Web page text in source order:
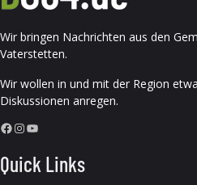
Wir bringen Nachrichten aus den
Vaterstetten.
Wir wollen in und mit der Region
Diskussionen anregen.
Facebook InstagramYouTube
Quick Links